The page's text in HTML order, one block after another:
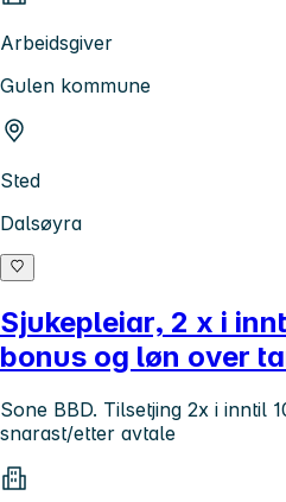
Arbeidsgiver
Gulen kommune
Sted
Dalsøyra
Sjukepleiar, 2 x i
bonus og løn over
Sone BBD. Tilsetjing 2x i inntil
snarast/etter avtale